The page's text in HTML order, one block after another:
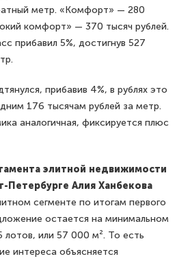
метр. «Комфорт» — 280
комфорт» — 370 тысяч рублей.
прибавил 5%, достигнув 527
прибавив 4%, в рублях это
176 тысячам рублей за метр.
аналогичная, фиксируется плюс
элитной недвижимости
Петербурге Алия Ханбекова
сегменте по итогам первого
остается на минимальном
лотов, или 57 000 м². То есть
интереса объясняется